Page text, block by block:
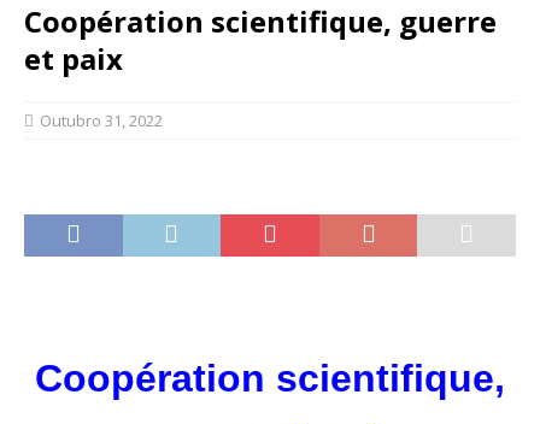
Coopération scientifique, guerre
et paix
Outubro 31, 2022
Coopération scientifique,